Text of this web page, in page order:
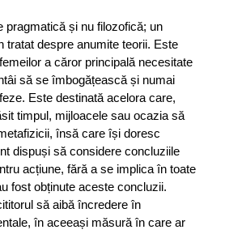
pragmatică și nu filozofică; un
tratat despre anumite teorii. Este
a căror principală necesitate
să se îmbogățească și numai
Este destinată acelora care,
timpul, mijloacele sau ocazia să
însă care își doresc
dispuși să considere concluziile
acțiune, fără a se implica în toate
fost obținute aceste concluzii.
să aibă încredere în
în aceeași măsură în care ar